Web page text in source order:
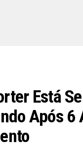
Está Se
Após 6